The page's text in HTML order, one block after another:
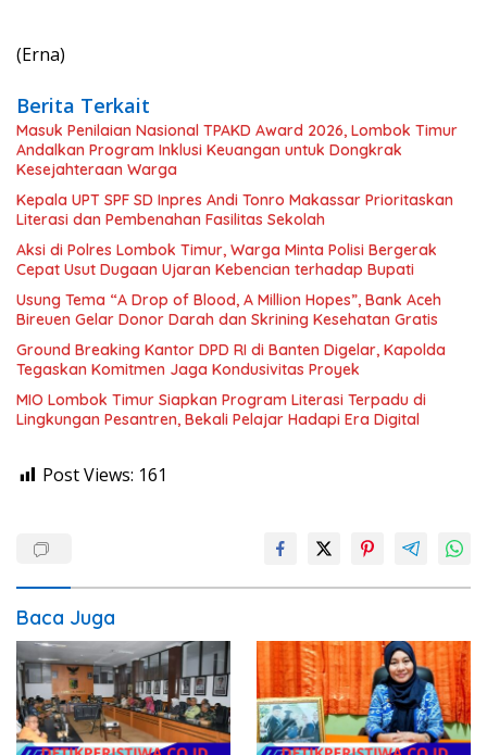
(Erna)
Berita Terkait
Masuk Penilaian Nasional TPAKD Award 2026, Lombok Timur
Andalkan Program Inklusi Keuangan untuk Dongkrak
Kesejahteraan Warga
Kepala UPT SPF SD Inpres Andi Tonro Makassar Prioritaskan
Literasi dan Pembenahan Fasilitas Sekolah
Aksi di Polres Lombok Timur, Warga Minta Polisi Bergerak
Cepat Usut Dugaan Ujaran Kebencian terhadap Bupati
Usung Tema “A Drop of Blood, A Million Hopes”, Bank Aceh
Bireuen Gelar Donor Darah dan Skrining Kesehatan Gratis
Ground Breaking Kantor DPD RI di Banten Digelar, Kapolda
Tegaskan Komitmen Jaga Kondusivitas Proyek
MIO Lombok Timur Siapkan Program Literasi Terpadu di
Lingkungan Pesantren, Bekali Pelajar Hadapi Era Digital
Post Views: 161
Baca Juga